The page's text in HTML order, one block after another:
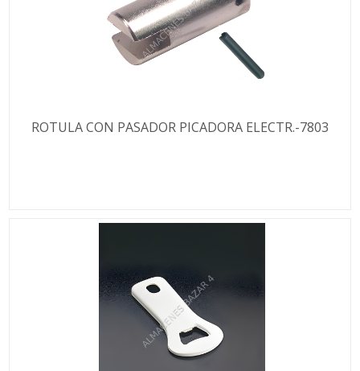
ROTULA CON PASADOR PICADORA ELECTR.-7803